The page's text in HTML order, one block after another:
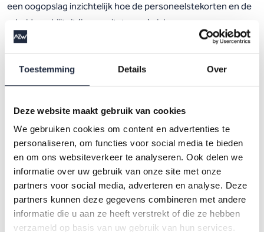
Toestemming Details Over
Deze website maakt gebruik van cookies
We gebruiken cookies om content en advertenties te
personaliseren, om functies voor social media te bieden
en om ons websiteverkeer te analyseren. Ook delen we
informatie over uw gebruik van onze site met onze
partners voor social media, adverteren en analyse. Deze
partners kunnen deze gegevens combineren met andere
informatie die u aan ze heeft verstrekt of die ze hebben
verzameld op basis van uw gebruik van hun services.
een oogopslag inzichtelijk hoe de personeelstekorten en de
arbeidsmobiliteit (in- en uitstroom) zich
ontwikkelen. Benieuwd hoe de arbeidsmarkt voor jouw
branche eruitziet? Klik dan op een van onderstaande
infographics.
Infographic prognosemodel gehandicaptenzorg
Infographic prognosemodel ggz
Infographic prognosemodel huisarts
Infographic prognosemodel jeugdzorg
Infographic prognosemodel kinderopvang
Infographic prognosemodel sociaal werk
Infographic prognosemodel thuiszorg
Infographic prognosemodel umc